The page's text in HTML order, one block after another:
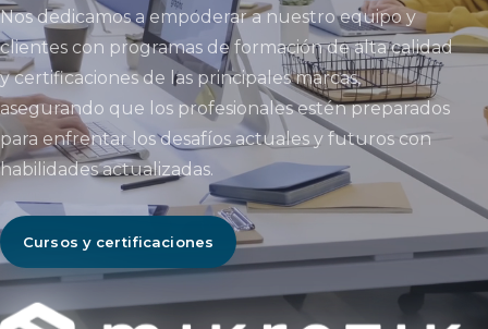
Nos dedicamos a empoderar a nuestro equipo y
clientes con programas de formación de alta calidad
y certificaciones de las principales marcas,
asegurando que los profesionales estén preparados
para enfrentar los desafíos actuales y futuros con
habilidades actualizadas.
Cursos y certificaciones